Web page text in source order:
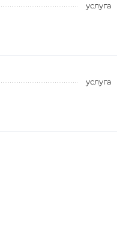
услуга
услуга